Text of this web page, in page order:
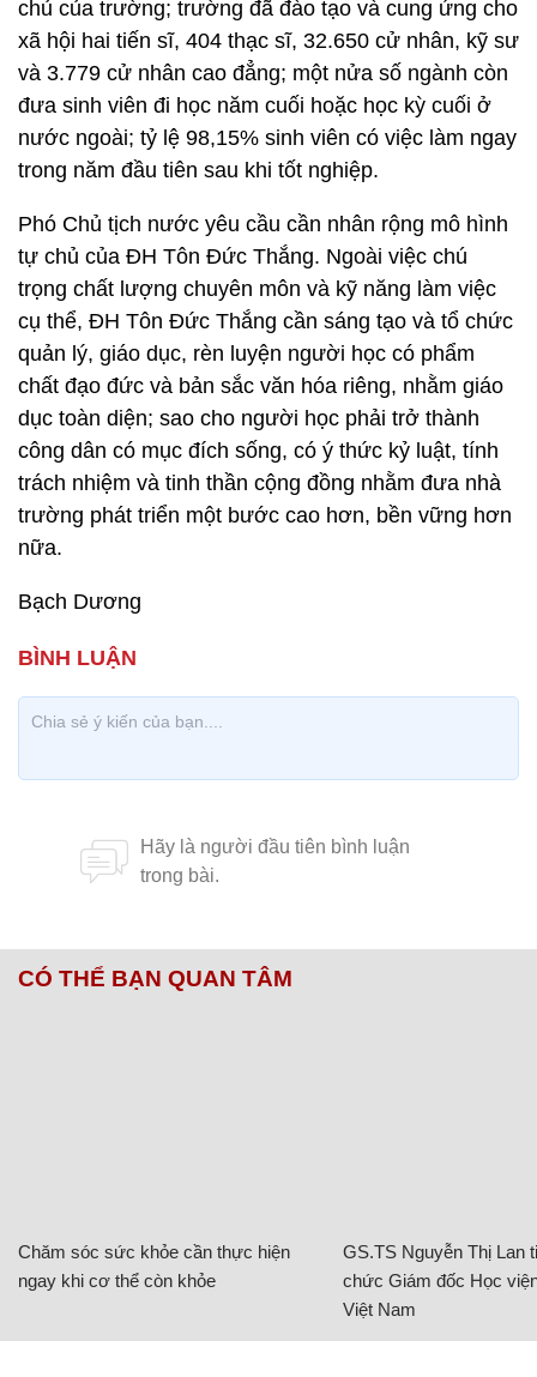
chủ của trường; trường đã đào tạo và cung ứng cho
xã hội hai tiến sĩ, 404 thạc sĩ, 32.650 cử nhân, kỹ sư
và 3.779 cử nhân cao đẳng; một nửa số ngành còn
đưa sinh viên đi học năm cuối hoặc học kỳ cuối ở
nước ngoài; tỷ lệ 98,15% sinh viên có việc làm ngay
trong năm đầu tiên sau khi tốt nghiệp.
Phó Chủ tịch nước yêu cầu cần nhân rộng mô hình
tự chủ của ĐH Tôn Đức Thắng. Ngoài việc chú
trọng chất lượng chuyên môn và kỹ năng làm việc
cụ thể, ĐH Tôn Đức Thắng cần sáng tạo và tổ chức
quản lý, giáo dục, rèn luyện người học có phẩm
chất đạo đức và bản sắc văn hóa riêng, nhằm giáo
dục toàn diện; sao cho người học phải trở thành
công dân có mục đích sống, có ý thức kỷ luật, tính
trách nhiệm và tinh thần cộng đồng nhằm đưa nhà
trường phát triển một bước cao hơn, bền vững hơn
nữa.
Bạch Dương
CÓ THỂ BẠN QUAN TÂM
Chăm sóc sức khỏe cần thực hiện
ngay khi cơ thể còn khỏe
GS.TS Nguyễn Thị Lan
chức Giám đốc Học
Việt Nam